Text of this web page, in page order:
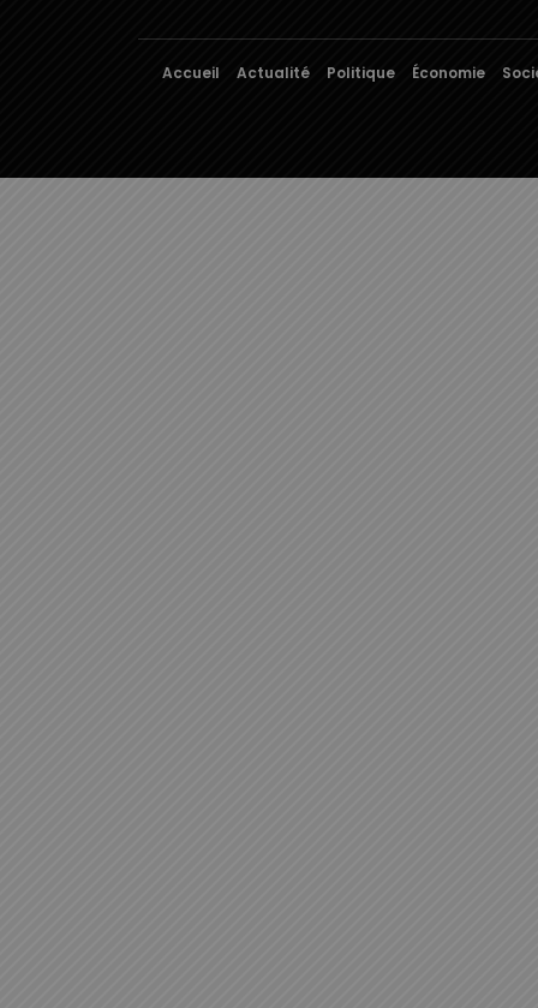
Accueil Actualité Politique Économie